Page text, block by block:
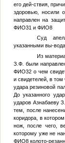
его дей-ствия,
здоровью, носили
направлен на
ФИО31 и ФИО8
Суд
указанными вы-
Из
З.Ф. были
ФИО32о чем
и свидетелей, в том
удара резиновой
До указанного
ударов Азнабаеву
тем, после
коридора, в
нож, после чего,
которому уже не
ФИО8колото-